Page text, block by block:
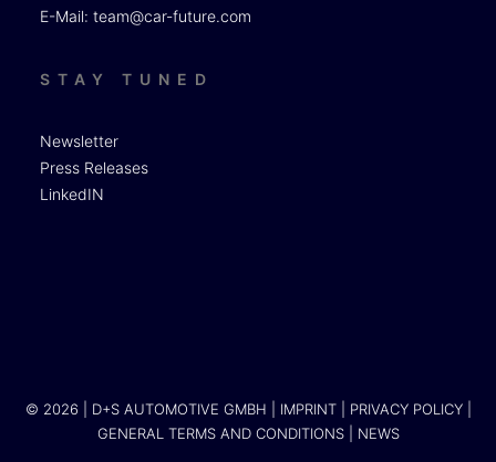
E-Mail: team@car-future.com
STAY TUNED
Newsletter
Press Releases
LinkedIN
© 2026 | D+S AUTOMOTIVE GMBH | IMPRINT| PRIVACY POLICY|
GENERAL TERMS AND CONDITIONS| NEWS